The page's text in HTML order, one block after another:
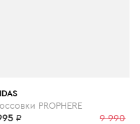
PROPHERE
9 990
₽